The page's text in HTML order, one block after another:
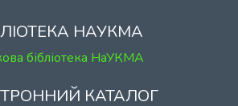
НАУКМА
бібліотека НаУКМА
КАТАЛОГ